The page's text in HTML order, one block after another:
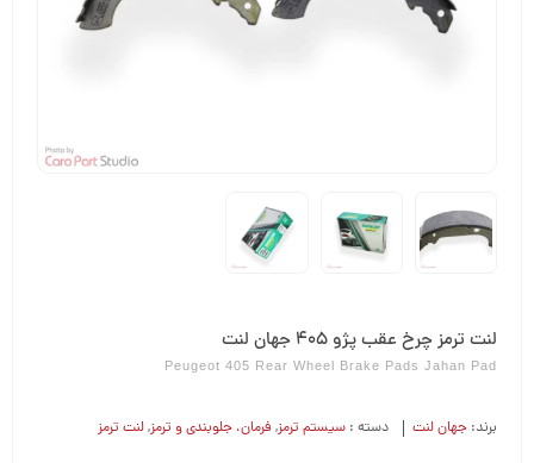
لنت ترمز چرخ عقب پژو 405 جهان لنت
Peugeot 405 Rear Wheel Brake Pads Jahan Pad
برند: جهان لنت دسته : سیستم ترمز, فرمان،‌ جلوبندی و ترمز,لنت ترمز